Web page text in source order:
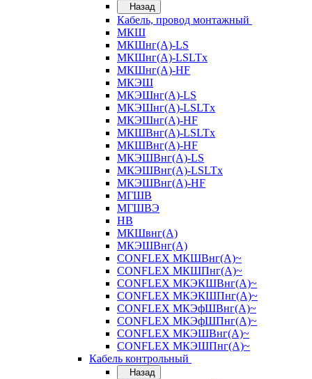
Назад
Кабель, провод монтажный
МКШ
МКШнг(А)-LS
МКШнг(А)-LSLTx
МКШнг(А)-HF
МКЭШ
МКЭШнг(А)-LS
МКЭШнг(А)-LSLTx
МКЭШнг(А)-HF
МКШВнг(A)-LSLTx
МКШВнг(А)-HF
МКЭШВнг(А)-LS
МКЭШВнг(A)-LSLTx
МКЭШВнг(А)-HF
МГШВ
МГШВЭ
НВ
МКШвнг(А)
МКЭШВнг(А)
CONFLEX МКШВнг(А)~
CONFLEX МКШПнг(А)~
CONFLEX МКЭКШВнг(А)~
CONFLEX МКЭКШПнг(А)~
CONFLEX МКЭфШВнг(А)~
CONFLEX МКЭфШПнг(А)~
CONFLEX МКЭШВнг(А)~
CONFLEX МКЭШПнг(А)~
Кабель контрольный
Назад